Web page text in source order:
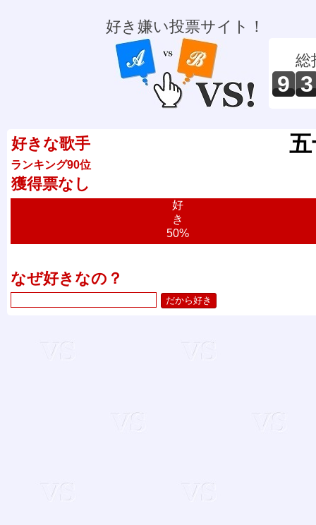
好き嫌い投票サイト！
総
9 3
好きな歌手
ランキング90位
獲得票なし
好
き
50%
なぜ好きなの？